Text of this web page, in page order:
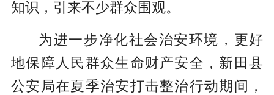
知识，引来不少群众围观。
为进一步净化社会治安环境，更好
地保障人民群众生命财产安全，新田县
公安局在夏季治安打击整治行动期间，